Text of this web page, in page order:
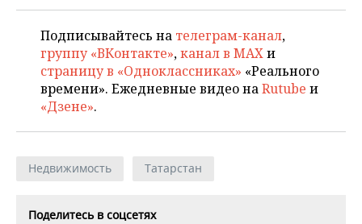
Подписывайтесь на телеграм-канал,
группу «ВКонтакте»,канал в MAXи
страницу в «Одноклассниках» «Реального
времени». Ежедневные видео наRutube и
«Дзене».
Недвижимость Татарстан
Поделитесь в соцсетях